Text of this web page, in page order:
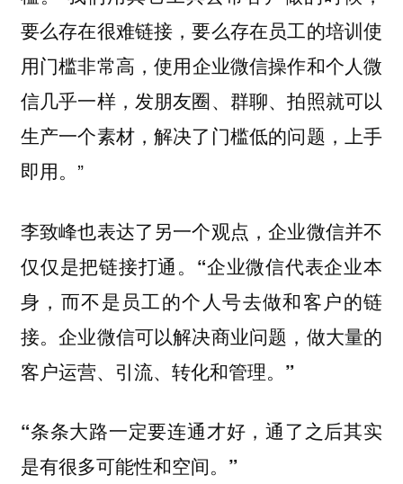
要么存在很难链接，要么存在员工的培训使
用门槛非常高，使用企业微信操作和个人微
信几乎一样，发朋友圈、群聊、拍照就可以
生产一个素材，解决了门槛低的问题，上手
即用。 ”
李致峰也表达了另一个观点，企业微信并不
仅仅是把链接打通。 “企业微信代表企业本
身，而不是员工的个人号去做和客户的链
接。企业微信可以解决商业问题，做大量的
客户运营、引流、转化和管理。”
“条条大路一定要连通才好，通了之后其实
是有很多可能性和空间。”